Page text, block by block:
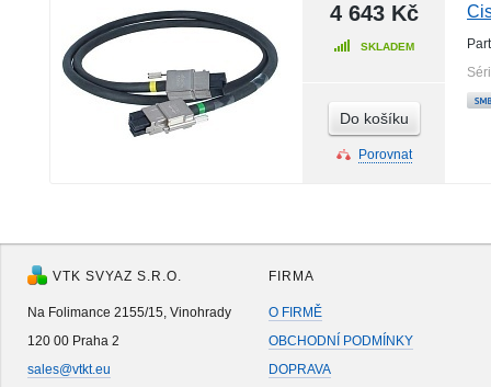
4 643 Kč
SKLADEM
Do košíku
Porovnat
VTK SVYAZ S.R.O.
Na Folimance 2155/15, Vinohrady
120 00 Praha 2
sales@vtkt.eu
FIRMA
O FIRMĚ
OBCHODNÍ PODMÍNKY
DOPRAVA